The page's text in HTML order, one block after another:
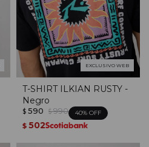
EXCLUSIVO WEB
T-SHIRT ILKIAN RUSTY -
Negro
$ 590 $ 990 40
$ 502